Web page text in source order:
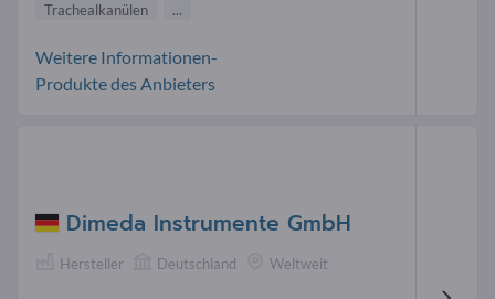
Trachealkanülen
...
Weitere Informationen-
Produkte des Anbieters
Dimeda Instrumente GmbH
Hersteller Deutschland Weltweit